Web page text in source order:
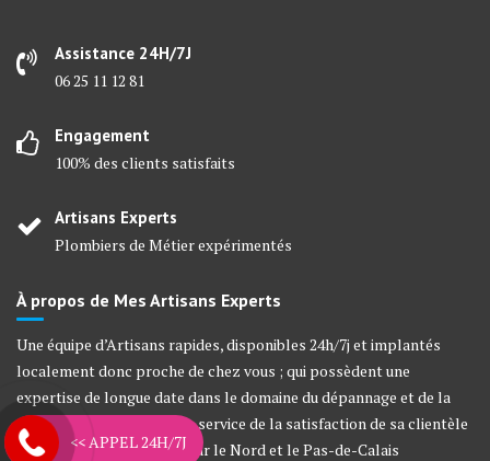
Assistance 24H/7J
06 25 11 12 81
Engagement
100% des clients satisfaits
Artisans Experts
Plombiers de Métier expérimentés
À propos de Mes Artisans Experts
Une équipe d’Artisans rapides, disponibles 24h/7j et implantés
localement donc proche de chez vous ; qui possèdent une
expertise de longue date dans le domaine du dépannage et de la
rénovation de l’habitat, au service de la satisfaction de sa clientèle
depuis plus de 12 années sur le Nord et le Pas-de-Calais
<< APPEL 24H/7J